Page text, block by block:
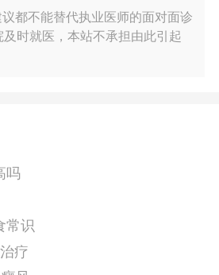
都不能替代执业医师的面对面诊
时就医，本站不承担由此引起
吗
常识
疗